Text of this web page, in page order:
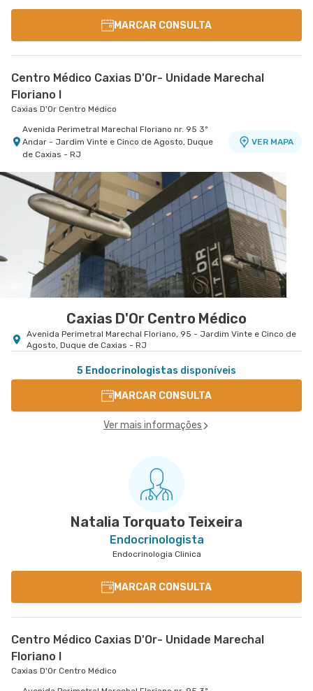
MARCAR CONSULTA
Centro Médico Caxias D'Or- Unidade Marechal
Floriano I
Caxias D'Or Centro Médico
Avenida Perimetral Marechal Floriano nr. 95 3º
Andar - Jardim Vinte e Cinco de Agosto, Duque
de Caxias - RJ
VER MAPA
Caxias D'Or Centro Médico
Avenida Perimetral Marechal Floriano, 95 - Jardim Vinte e Cinco de
Agosto, Duque de Caxias - RJ
5 Endocrinologistas disponíveis
MARCAR CONSULTA
Ver mais informações
Natalia Torquato Teixeira
Endocrinologista
Endocrinologia Clinica
MARCAR CONSULTA
Centro Médico Caxias D'Or- Unidade Marechal
Floriano I
Caxias D'Or Centro Médico